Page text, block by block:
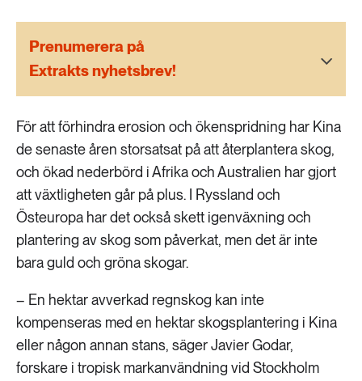
189 ARTIKLAR
Prenumerera på
Extrakts nyhetsbrev!
För att förhindra erosion och ökenspridning har Kina
de senaste åren storsatsat på att återplantera skog,
och ökad nederbörd i Afrika och Australien har gjort
att växtligheten går på plus. I Ryssland och
Östeuropa har det också skett igenväxning och
plantering av skog som påverkat, men det är inte
bara guld och gröna skogar.
– En hektar avverkad regnskog kan inte
kompenseras med en hektar skogsplantering i Kina
eller någon annan stans, säger Javier Godar,
forskare i tropisk markanvändning vid Stockholm